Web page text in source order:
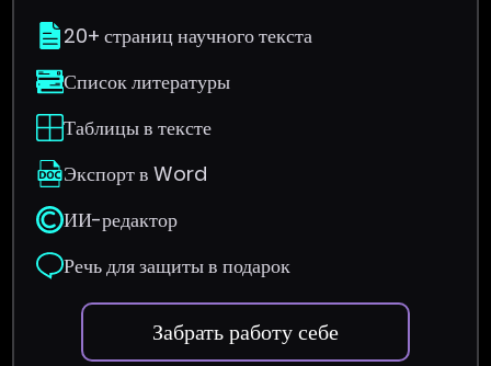
20+ страниц научного текста
Список литературы
Таблицы в тексте
Экспорт в Word
ИИ-редактор
Речь для защиты в подарок
Забрать работу себе